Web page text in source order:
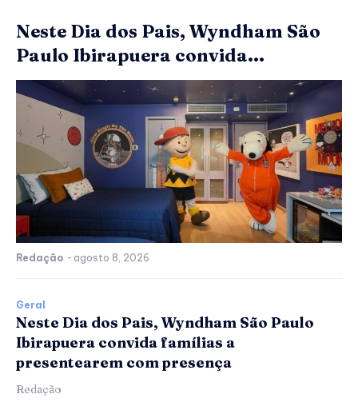
Neste Dia dos Pais, Wyndham São
Paulo Ibirapuera convida...
Redação - agosto 8, 2026
Geral
Neste Dia dos Pais, Wyndham São Paulo
Ibirapuera convida famílias a
presentearem com presença
Redação